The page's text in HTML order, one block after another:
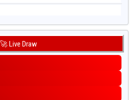
🚀 Live Draw